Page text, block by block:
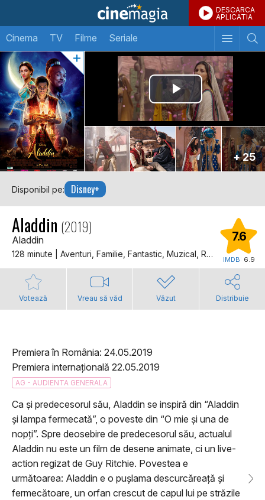
DESCARCA
APLICATIA
Cinema TV Filme Seriale
+ 25
Disponibil pe: Disney+
Aladdin (2019)
Aladdin
128 minute | Aventuri, Familie, Fantastic, Muzical, Romantic, Dragoste
7.6
IMDB: 6.9
Votează Vreau să văd Văzut Distribuie
Premiera în România: 24.05.2019
Premiera internațională 22.05.2019
AG - AUDIENTA GENERALA
Ca și predecesorul său, Aladdin se inspiră din “Aladdin
și lampa fermecată”, o poveste din “O mie și una de
nopți”. Spre deosebire de predecesorul său, actualul
Aladdin nu este un film de desene animate, ci un live-
action regizat de Guy Ritchie. Povestea e
următoarea: Aladdin e o pușlama descurcăreață și
fermecătoare, un orfan crescut de capul lui pe străzile